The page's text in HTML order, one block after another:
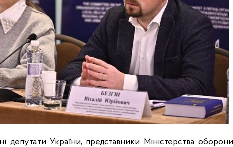
депутати України, представники Міністерства оборони